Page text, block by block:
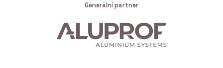
Generální partner